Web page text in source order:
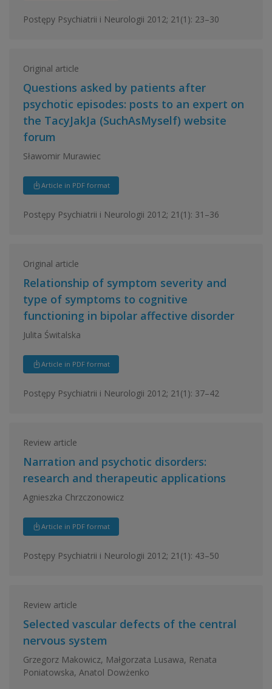
Postępy Psychiatrii i Neurologii 2012; 21(1): 23–30
Original article
Questions asked by patients after
psychotic episodes: posts to an expert on
the TacyJakJa (SuchAsMyself) website
forum
Sławomir Murawiec
Article in PDF format
Postępy Psychiatrii i Neurologii 2012; 21(1): 31–36
Original article
Relationship of symptom severity and
type of symptoms to cognitive
functioning in bipolar affective disorder
Julita Świtalska
Article in PDF format
Postępy Psychiatrii i Neurologii 2012; 21(1): 37–42
Review article
Narration and psychotic disorders:
research and therapeutic applications
Agnieszka Chrzczonowicz
Article in PDF format
Postępy Psychiatrii i Neurologii 2012; 21(1): 43–50
Review article
Selected vascular defects of the central
nervous system
Grzegorz Makowicz, Małgorzata Lusawa, Renata
Poniatowska, Anatol Dowżenko